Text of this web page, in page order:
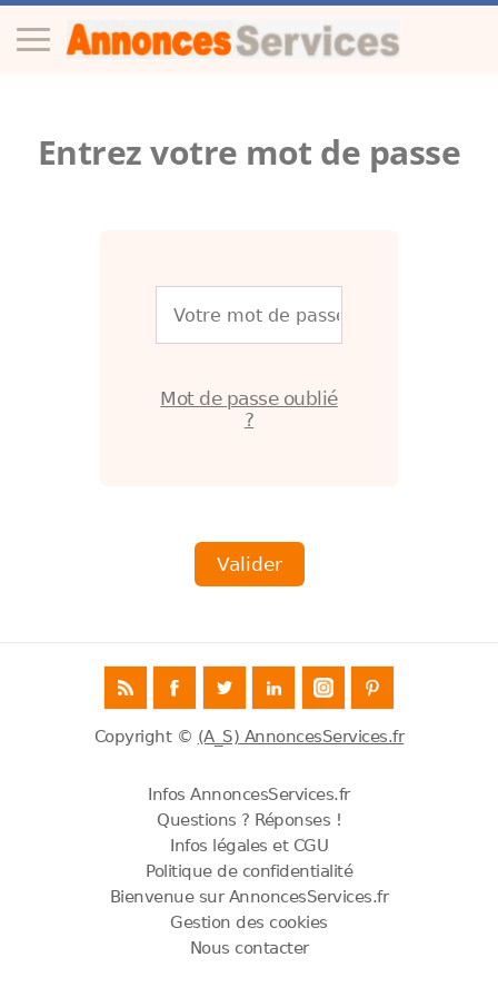
Entrez votre mot de passe
Mot de passe oublié
?
Copyright © (A_S) AnnoncesServices.fr
Infos AnnoncesServices.fr
Questions ? Réponses !
Infos légales et CGU
Politique de confidentialité
Bienvenue sur AnnoncesServices.fr
Gestion des cookies
Nous contacter